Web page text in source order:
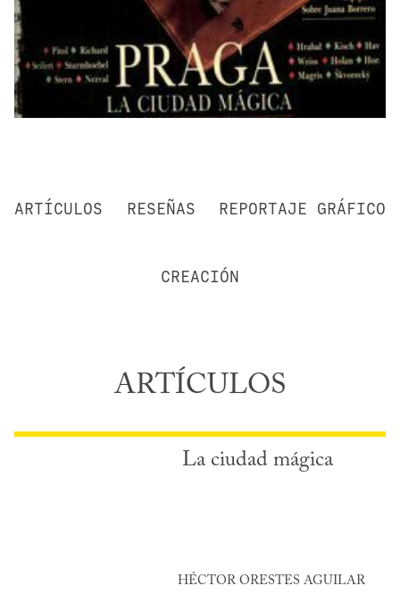
ARTÍCULOS RESEÑAS REPORTAJE GRÁFICO
CREACIÓN
ARTÍCULOS
La ciudad mágica
HÉCTOR ORESTES AGUILAR